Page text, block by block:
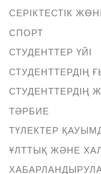
СЕРІКТЕСТІК
СПОРТ
СТУДЕНТТЕР ҮЙІ
СТУДЕНТТЕРДІҢ
СТУДЕНТТЕРДІҢ
ТӘРБИЕ
ТҮЛЕКТЕР
ҰЛТТЫҚ ЖӘНЕ